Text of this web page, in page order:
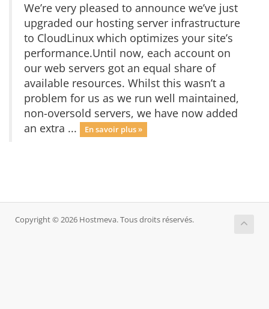
We’re very pleased to announce we’ve just
upgraded our hosting server infrastructure
to CloudLinux which optimizes your site’s
performance.Until now, each account on
our web servers got an equal share of
available resources. Whilst this wasn’t a
problem for us as we run well maintained,
non-oversold servers, we have now added
an extra ...
En savoir plus »
Copyright © 2026 Hostmeva. Tous droits réservés.